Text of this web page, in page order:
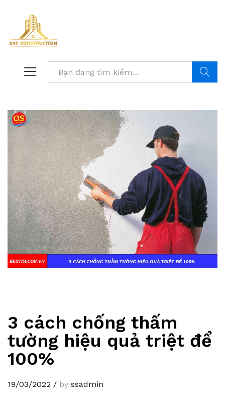
3 cách chống thấm
tường hiệu quả triệt để
100%
19/03/2022 / by ssadmin